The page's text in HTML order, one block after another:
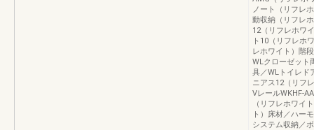
ノート（リフレ
動収納（リフレ
12（リフレホワ
ト10（リフレホ
レホワイト）階
WLクローゼット
具／WLトイレド
ニアス12（リフ
VレールWKHF-
（リフレホワイ
ト）床材／ハー
システム収納／